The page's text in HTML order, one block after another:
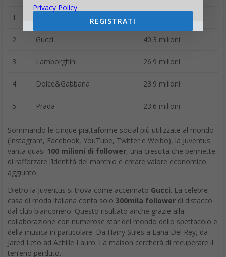
1
2 Gucci 40.3 milioni
3 Lamborghini 26.9 milioni
4 Dolce&Gabbana 23.9 milioni
5 Prada 23.6 milioni
Sommando le cinque piattaforme social più utilizzate al mondo
(Instagram, Facebook, YouTube, Twitter e Weibo), la Juventus
vanta quasi 100 milioni di follower, una crescita che permette
di rafforzare l’identità del marchio e creare valore economico
aggiunto.
Dietro la Juventus si trova come accennato Gucci. La celebre
casa di moda italiana conta solo 300mila follower di distacco
dal club bianconero. Questo risultato anche grazie alla
collaborazione con numerose star del mondo dello spettacolo e
della musica in particolare. Da Harry Stiles a Lana Del Rey, da
Jared Leto ad Achille Lauro. La maison cercherà di recuperare il
terreno perduto.
Privacy Policy
REGISTRATI